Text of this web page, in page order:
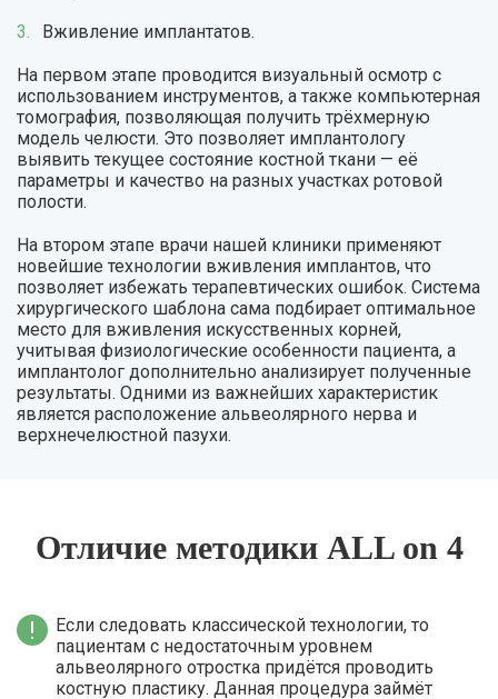
Вживление имплантатов.
На первом этапе проводится визуальный осмотр с
использованием инструментов, а также компьютерная
томография, позволяющая получить трёхмерную
модель челюсти. Это позволяет имплантологу
выявить текущее состояние костной ткани — её
параметры и качество на разных участках ротовой
полости.
На втором этапе врачи нашей клиники применяют
новейшие технологии вживления имплантов, что
позволяет избежать терапевтических ошибок. Система
хирургического шаблона сама подбирает оптимальное
место для вживления искусственных корней,
учитывая физиологические особенности пациента, а
имплантолог дополнительно анализирует полученные
результаты. Одними из важнейших характеристик
является расположение альвеолярного нерва и
верхнечелюстной пазухи.
Отличие методики ALL on 4
Если следовать классической технологии, то
пациентам с недостаточным уровнем
альвеолярного отростка придётся проводить
костную пластику. Данная процедура займёт